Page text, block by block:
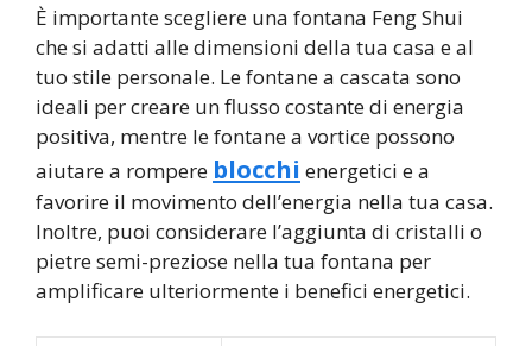
È importante scegliere una fontana Feng Shui
che si adatti alle dimensioni della tua casa e al
tuo stile personale. Le fontane a cascata sono
ideali per creare un flusso costante di energia
positiva, mentre le fontane a vortice possono
aiutare a rompere blocchi energetici e a
favorire il movimento dell’energia nella tua casa.
Inoltre, puoi considerare l’aggiunta di cristalli o
pietre semi-preziose nella tua fontana per
amplificare ulteriormente i benefici energetici.